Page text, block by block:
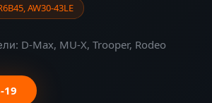
AW30-43LE
D-Max, MU-X, Trooper, Rodeo
19